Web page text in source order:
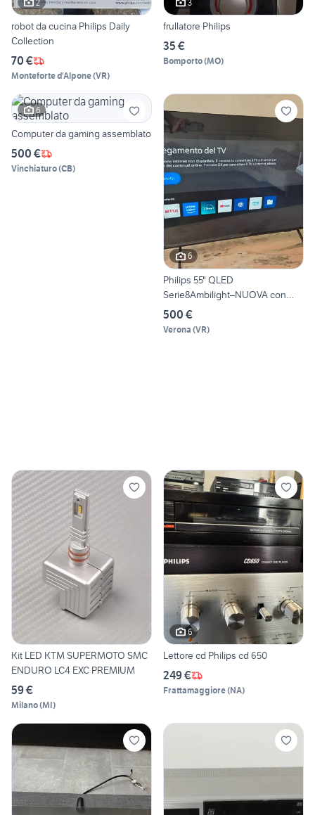
2
robot da cucina Philips Daily
Collection
70 €
Monteforte d'Alpone(VR)
3
frullatore Philips
35 €
Bomporto(MO)
6
Computer da gaming assemblato
500 €
Vinchiaturo(CB)
6
Philips 55" QLED
Serie8Ambilight–NUOVA con
garazia
500 €
Verona (VR)
Kit LED KTM SUPERMOTO SMC
ENDURO LC4 EXC PREMIUM
59 €
Milano(MI)
6
Lettore cd Philips cd 650
249 €
Frattamaggiore(NA)